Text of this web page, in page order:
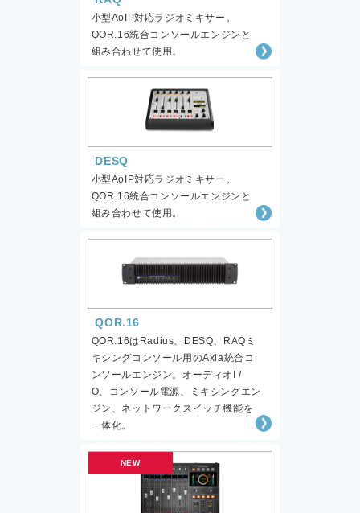
小型AoIP対応ラジオミキサー。
QOR.16統合コンソールエンジンと
組み合わせて使用。
DESQ
小型AoIP対応ラジオミキサー。
QOR.16統合コンソールエンジンと
組み合わせて使用。
QOR.16
QOR.16はRadius、DESQ、RAQミ
キシングコンソール用のAxia統合コ
ンソールエンジン。オーディオI /
O、コンソール電源、ミキシングエン
ジン、ネットワークスイッチ機能を
一体化。